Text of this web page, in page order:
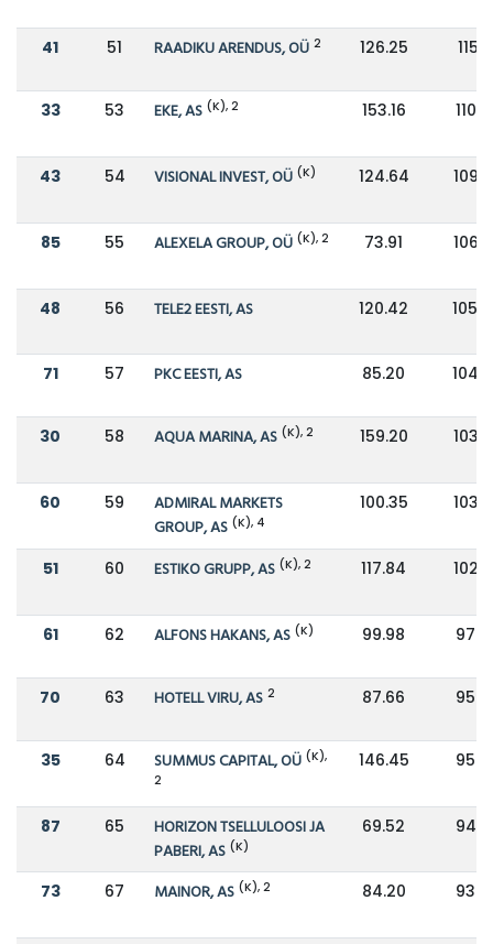
41 51 RAADIKU ARENDUS, OÜ 2 126.25
33 53 EKE, AS (K), 2 153.16
43 54 VISIONAL INVEST, OÜ (K) 124.64
85 55 ALEXELA GROUP, OÜ (K), 2 73.91
48 56 TELE2 EESTI, AS 120.42
71 57 PKC EESTI, AS 85.20
30 58 AQUA MARINA, AS (K), 2 159.20
60 59
ADMIRAL MARKETS
GROUP, AS (K), 4
100.35
51 60 ESTIKO GRUPP, AS (K), 2 117.84
61 62 ALFONS HAKANS, AS (K) 99.98
70 63 HOTELL VIRU, AS 2 87.66
35 64 SUMMUS CAPITAL, OÜ (K),
2
146.45
87 65
HORIZON TSELLULOOSI JA
PABERI, AS (K)
69.52
73 67 MAINOR, AS (K), 2 84.20